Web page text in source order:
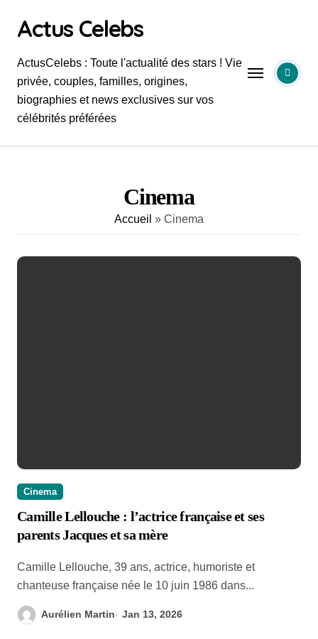
contentActus Celebs
ActusCelebs : Toute l'actualité des stars ! Vie
privée, couples, familles, origines,
biographies et news exclusives sur vos
célébrités préférées
Cinema
Accueil » Cinema
Cinema
Camille Lellouche : l’actrice française et ses
parents Jacques et sa mère
Camille Lellouche, 39 ans, actrice, humoriste et
chanteuse française née le 10 juin 1986 dans...
Aurélien Martin Jan 13, 2026